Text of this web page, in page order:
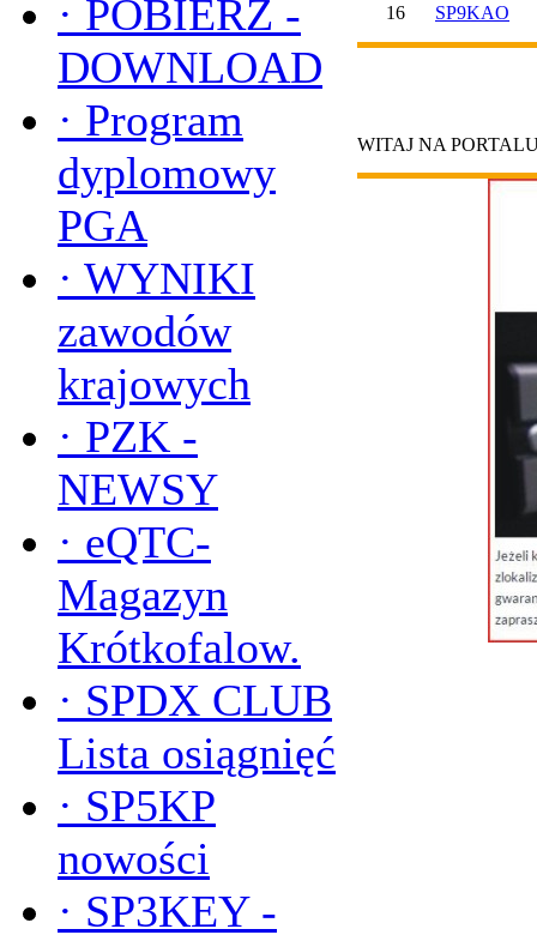
· POBIERZ -
DOWNLOAD
· Program
dyplomowy
PGA
· WYNIKI
zawodów
krajowych
· PZK -
NEWSY
· eQTC-
Magazyn
Krótkofalow.
· SPDX CLUB
Lista osiągnięć
· SP5KP
nowości
· SP3KEY -
16
SP9KAO
WITAJ NA